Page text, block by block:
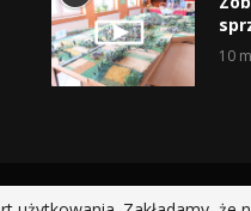
10
@2019 -